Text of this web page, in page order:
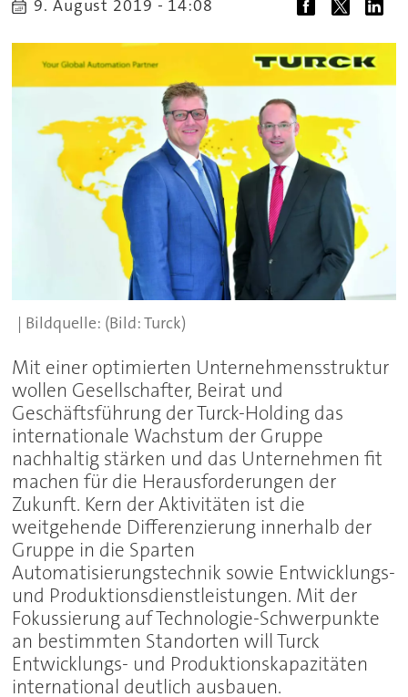
9. August 2019 - 14:08
(Bild: Turck)
Mit einer optimierten Unternehmensstruktur
wollen Gesellschafter, Beirat und
Geschäftsführung der Turck-Holding das
internationale Wachstum der Gruppe
nachhaltig stärken und das Unternehmen fit
machen für die Herausforderungen der
Zukunft. Kern der Aktivitäten ist die
weitgehende Differenzierung innerhalb der
Gruppe in die Sparten
Automatisierungstechnik sowie Entwicklungs-
und Produktionsdienstleistungen. Mit der
Fokussierung auf Technologie-Schwerpunkte
an bestimmten Standorten will Turck
Entwicklungs- und Produktionskapazitäten
international deutlich ausbauen.